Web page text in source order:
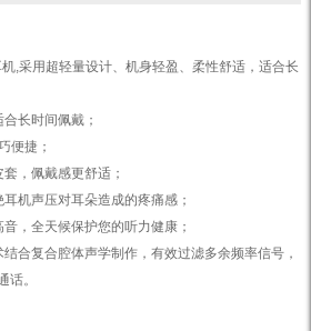
,采用超轻量设计、机身轻盈、柔性舒适，适合长
长时间佩戴；
便捷；
，佩戴感更舒适；
机声压对耳朵造成的疼痛感；
，全天候保护您的听力健康；
合复合腔体声学制作，有效过滤多余频率信号，
话。